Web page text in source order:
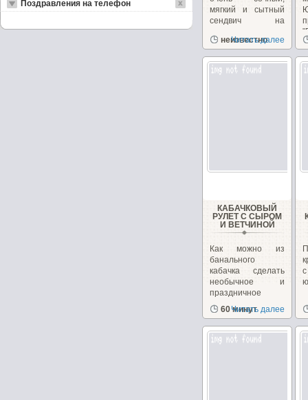
мягкий и сытный
сендвич на
закуску!...
неизвестно
Читать далее
КАБАЧКОВЫЙ
РУЛЕТ С СЫРОМ
И ВЕТЧИНОЙ
Как можно из
банального
кабачка сделать
необычное и
праздничное
блюдо. Взяв...
60 минут
Читать далее
Поздравления на телефон